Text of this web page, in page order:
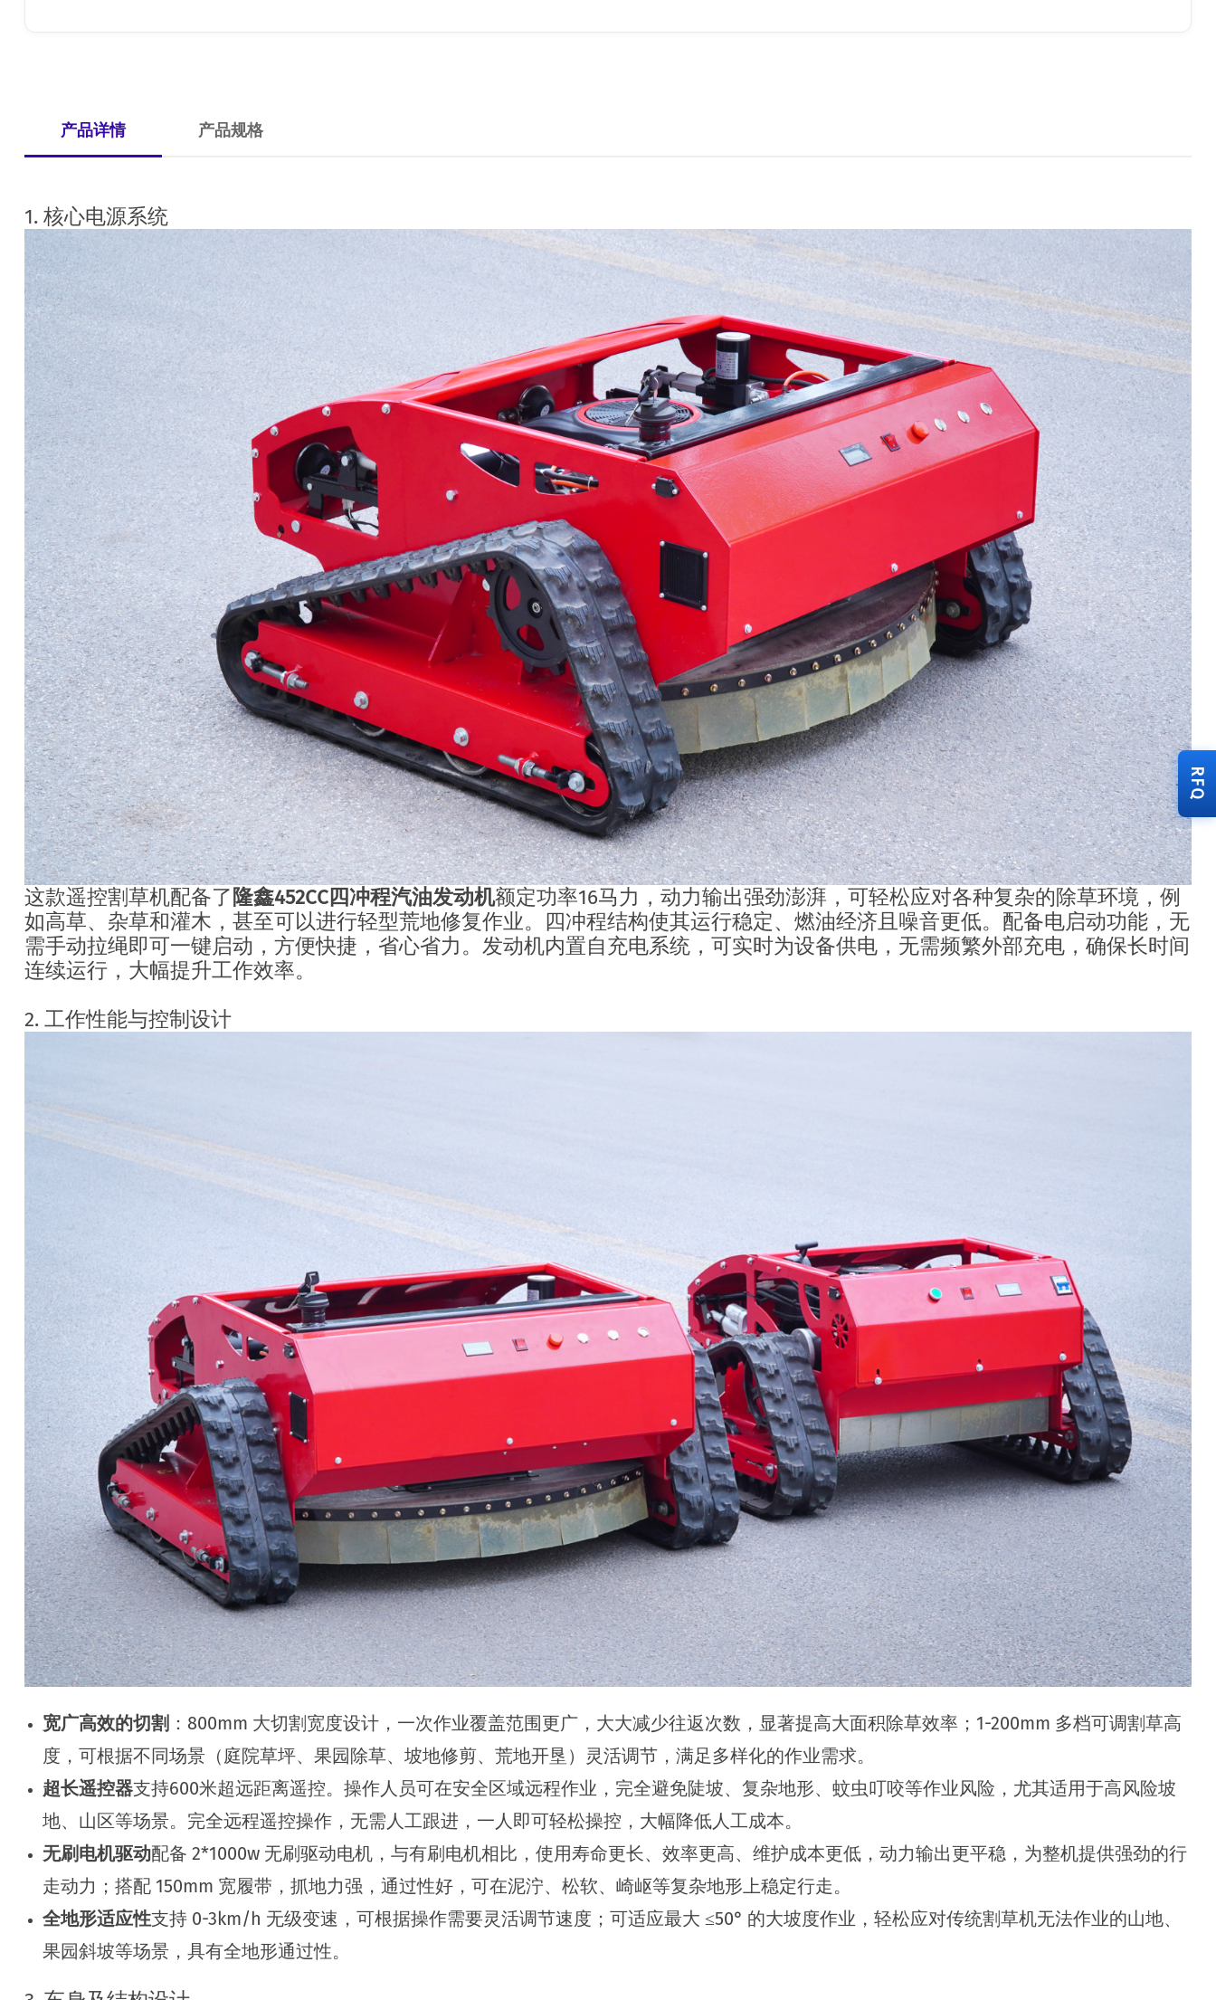
产品详情 产品规格
1. 核心电源系统
这款遥控割草机配备了 隆鑫452CC四冲程汽油发动机额定功率16马力，动力输出强劲澎湃，可轻松应对各种复杂的除草环境，例
如高草、杂草和灌木，甚至可以进行轻型荒地修复作业。四冲程结构使其运行稳定、燃油经济且噪音更低。配备电启动功能，无
需手动拉绳即可一键启动，方便快捷，省心省力。发动机内置自充电系统，可实时为设备供电，无需频繁外部充电，确保长时间
连续运行，大幅提升工作效率。
2. 工作性能与控制设计
宽广高效的切割 ：800mm 大切割宽度设计，一次作业覆盖范围更广，大大减少往返次数，显著提高大面积除草效率；1-200mm 多档可调割草高
度，可根据不同场景（庭院草坪、果园除草、坡地修剪、荒地开垦）灵活调节，满足多样化的作业需求。
超长遥控器支持600米超远距离遥控。操作人员可在安全区域远程作业，完全避免陡坡、复杂地形、蚊虫叮咬等作业风险，尤其适用于高风险坡
地、山区等场景。完全远程遥控操作，无需人工跟进，一人即可轻松操控，大幅降低人工成本。
无刷电机驱动配备 2*1000w 无刷驱动电机，与有刷电机相比，使用寿命更长、效率更高、维护成本更低，动力输出更平稳，为整机提供强劲的行
走动力；搭配 150mm 宽履带，抓地力强，通过性好，可在泥泞、松软、崎岖等复杂地形上稳定行走。
全地形适应性支持 0-3km/h 无级变速，可根据操作需要灵活调节速度；可适应最大 ≤50° 的大坡度作业，轻松应对传统割草机无法作业的山地、
果园斜坡等场景，具有全地形通过性。
RFQ